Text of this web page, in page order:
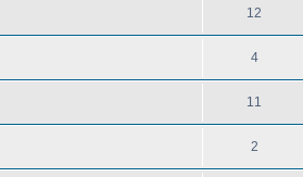
12
4
11
2